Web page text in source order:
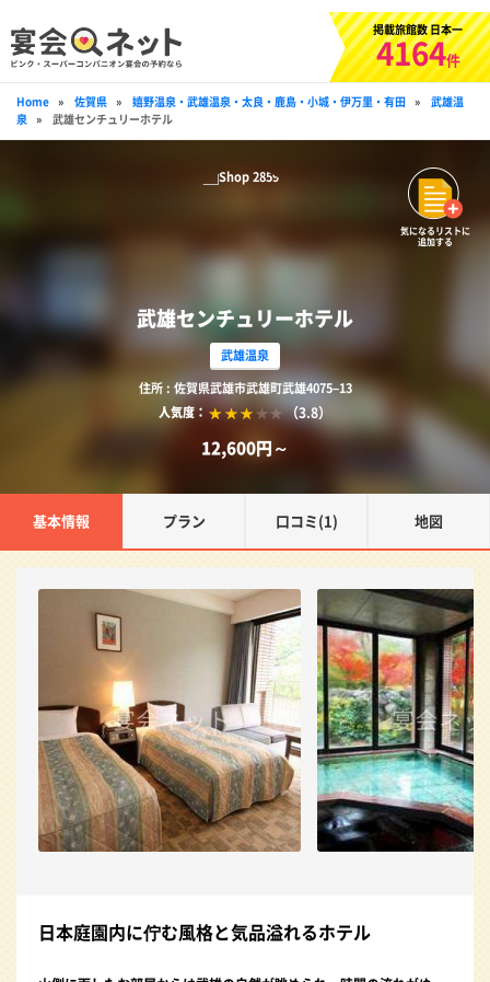
掲載旅館数 日本一
4164件
Home » 佐賀県 » 嬉野温泉・武雄温泉・太良・鹿島・小城・伊万里・有田 »
武雄温
泉 » 武雄センチュリーホテル
武雄センチュリーホテル
武雄温泉
住所 : 佐賀県武雄市武雄町武雄4075–13
人気度：
（3.8）
12,600円～
気になるリストに
追加する
基本情報 プラン 口コミ(1) 地図
日本庭園内に佇む風格と気品溢れるホテル